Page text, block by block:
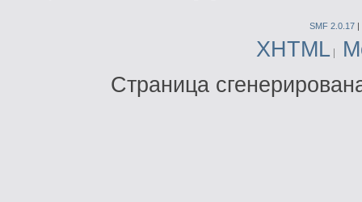
SMF 2.0.17
XHTML
Страница